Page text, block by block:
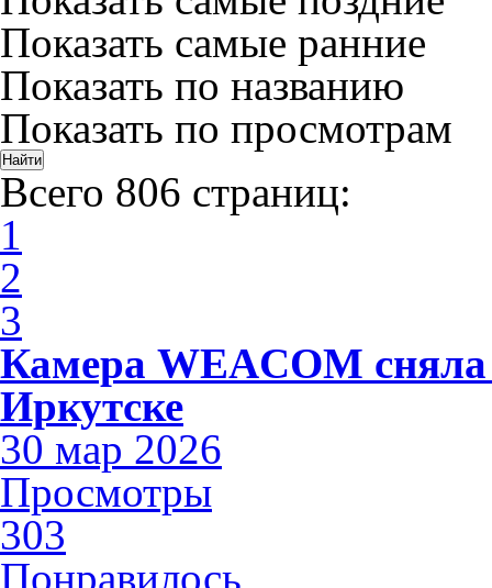
Показать самые ранние
Показать по названию
Показать по просмотрам
Всего 806 страниц:
1
2
3
Камера WEACOM
Иркутске
30 мар 2026
Просмотры
303
Понравилось